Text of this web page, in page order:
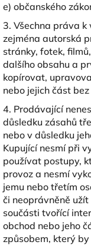
e) občanského
3. Všechna práva
zejména autorská
stránky, fotek,
dalšího obsahu a
kopírovat,
nebo jejich část
4. Prodávající
důsledku zásahů
nebo v důsledku
Kupující nesmí při
používat postupy,
provoz a nesmí
jemu nebo třetím
či neoprávněně
součásti tvořící
obchod nebo jeho
způsobem, který